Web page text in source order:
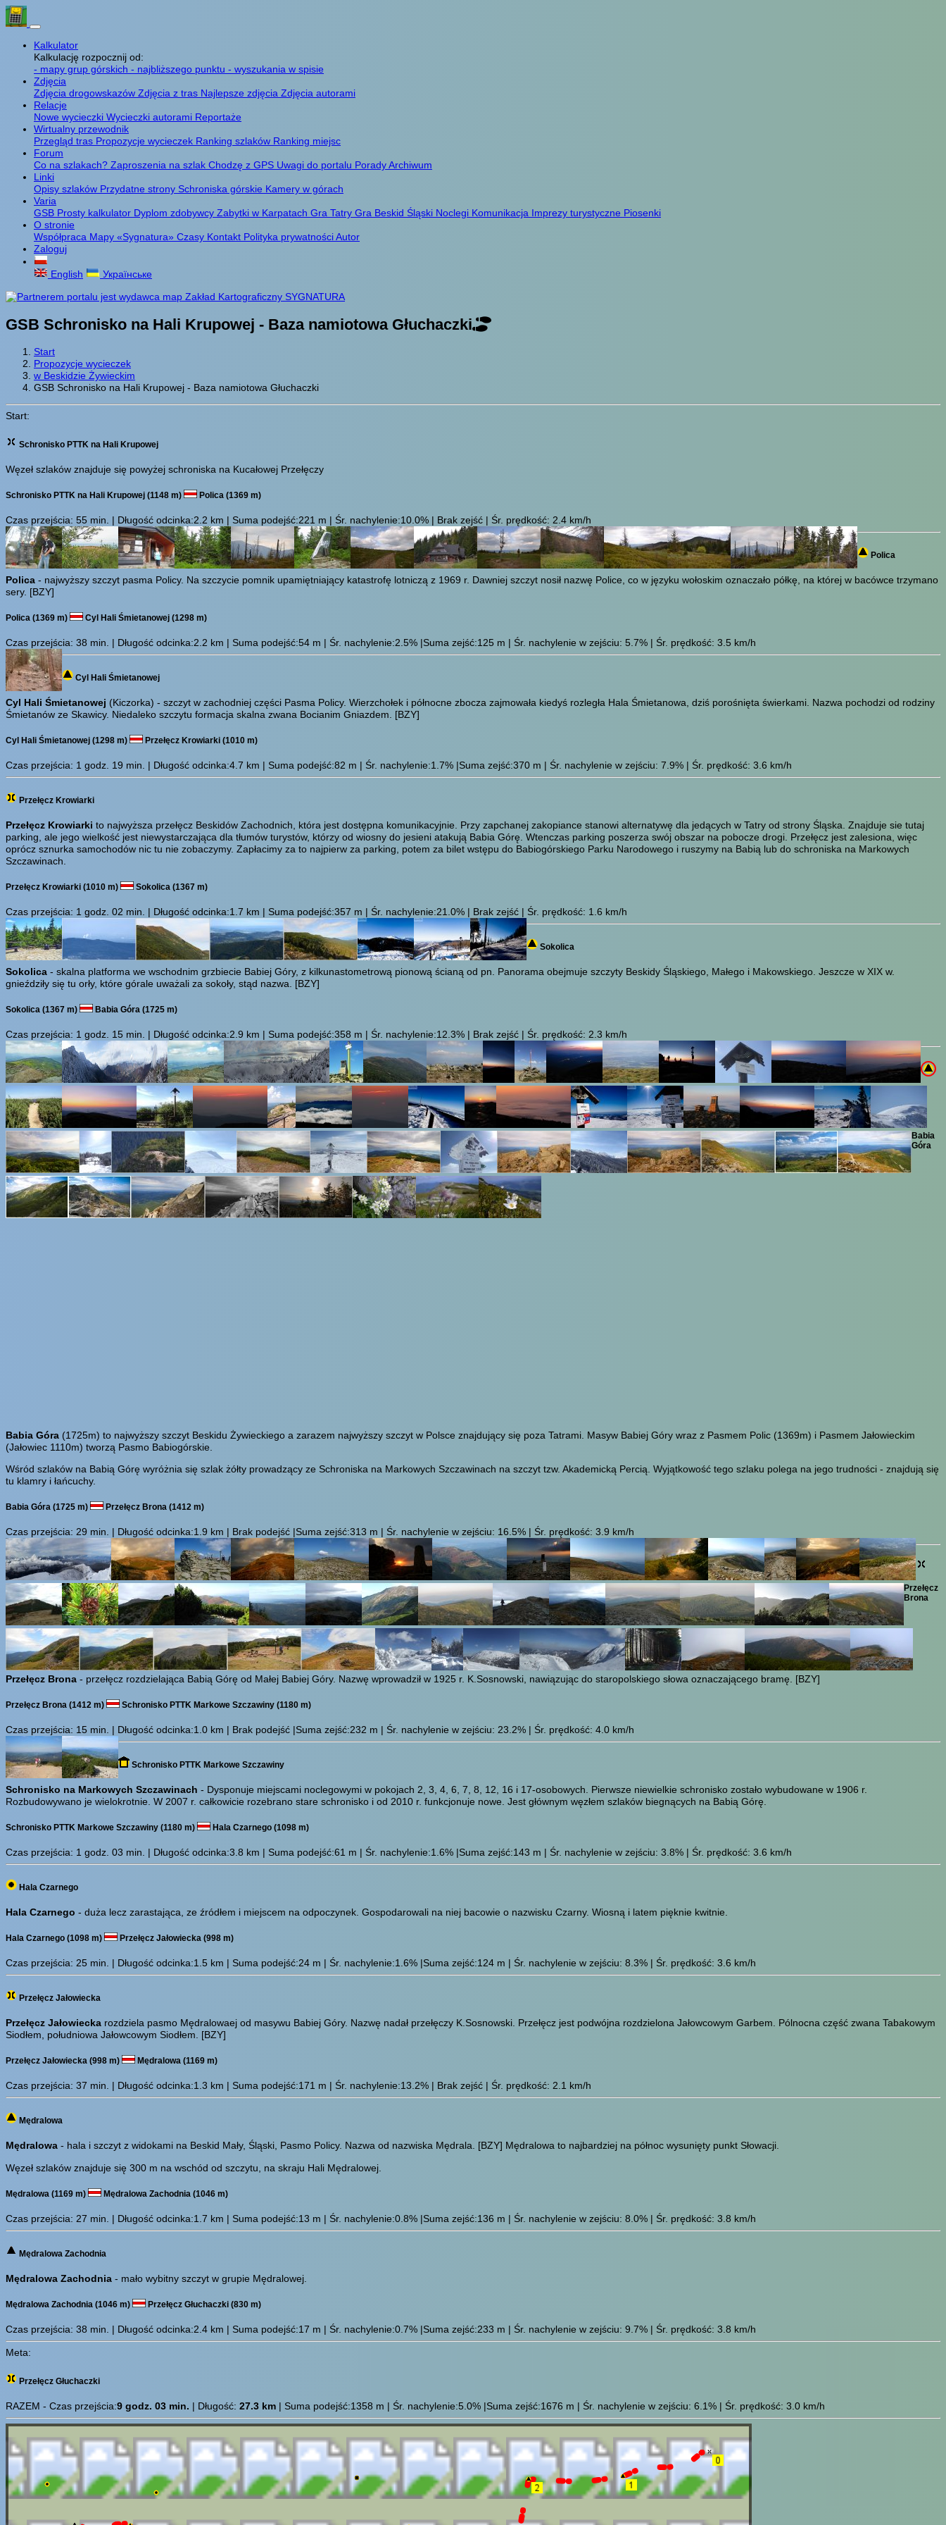
Kalkulator
Kalkulację rozpocznij od:
- mapy grup górskich - najbliższego punktu - wyszukania w spisie
Zdjęcia
Zdjęcia drogowskazów Zdjęcia z tras Najlepsze zdjęcia Zdjęcia autorami
Relacje
Nowe wycieczki Wycieczki autorami Reportaże
Wirtualny przewodnik
Przegląd tras Propozycje wycieczek Ranking szlaków Ranking miejsc
Forum
Co na szlakach? Zaproszenia na szlak Chodzę z GPS Uwagi do portalu PoradyArchiwum
Linki
Opisy szlaków Przydatne strony Schroniska górskie Kamery w górach
Varia
GSB Prosty kalkulator Dyplom zdobywcy Zabytki w Karpatach Gra Tatry Gra Beskid Śląski Noclegi Komunikacja Imprezy turystyczne Piosenki
O stronie
Współpraca Mapy «Sygnatura» Czasy Kontakt Polityka prywatnościAutor
Zaloguj
English Українське
GSB Schronisko na Hali Krupowej - Baza namiotowa Głuchaczki
Start
Propozycje wycieczek
w Beskidzie Żywieckim
GSB Schronisko na Hali Krupowej - Baza namiotowa Głuchaczki
Start:
Schronisko PTTK na Hali Krupowej
Węzeł szlaków znajduje się powyżej schroniska na Kucałowej Przełęczy
Schronisko PTTK na Hali Krupowej (1148 m) Polica (1369 m)
Czas przejścia: 55 min. | Długość odcinka:2.2 km | Suma podejść:221 m | Śr. nachylenie:10.0% | Brak zejść | Śr. prędkość: 2.4 km/h
Polica
Polica - najwyższy szczyt pasma Policy. Na szczycie pomnik upamiętniający katastrofę lotniczą z 1969 r. Dawniej szczyt nosił nazwę Police, co w języku wołoskim oznaczało półkę, na której w bacówce trzymano
sery. [BZY]
Polica (1369 m) Cyl Hali Śmietanowej (1298 m)
Czas przejścia: 38 min. | Długość odcinka:2.2 km | Suma podejść:54 m | Śr. nachylenie:2.5% |Suma zejść:125 m | Śr. nachylenie w zejściu: 5.7% | Śr. prędkość: 3.5 km/h
Cyl Hali Śmietanowej
Cyl Hali Śmietanowej (Kiczorka) - szczyt w zachodniej części Pasma Policy. Wierzchołek i północne zbocza zajmowała kiedyś rozległa Hala Śmietanowa, dziś porośnięta świerkami. Nazwa pochodzi od rodziny
Śmietanów ze Skawicy. Niedaleko szczytu formacja skalna zwana Bocianim Gniazdem. [BZY]
Cyl Hali Śmietanowej (1298 m) Przełęcz Krowiarki (1010 m)
Czas przejścia: 1 godz. 19 min. | Długość odcinka:4.7 km | Suma podejść:82 m | Śr. nachylenie:1.7% |Suma zejść:370 m | Śr. nachylenie w zejściu: 7.9% | Śr. prędkość: 3.6 km/h
Przełęcz Krowiarki
Przełęcz Krowiarki to najwyższa przełęcz Beskidów Zachodnich, która jest dostępna komunikacyjnie. Przy zapchanej zakopiance stanowi alternatywę dla jedących w Tatry od strony Śląska. Znajduje sie tutaj
parking, ale jego wielkość jest niewystarczająca dla tłumów turystów, którzy od wiosny do jesieni atakują Babia Górę. Wtenczas parking poszerza swój obszar na pobocze drogi. Przełęcz jest zalesiona, więc
oprócz sznurka samochodów nic tu nie zobaczymy. Zapłacimy za to najpierw za parking, potem za bilet wstępu do Babiogórskiego Parku Narodowego i ruszymy na Babią lub do schroniska na Markowych
Szczawinach.
Przełęcz Krowiarki (1010 m) Sokolica (1367 m)
Czas przejścia: 1 godz. 02 min. | Długość odcinka:1.7 km | Suma podejść:357 m | Śr. nachylenie:21.0% | Brak zejść | Śr. prędkość: 1.6 km/h
Sokolica
Sokolica - skalna platforma we wschodnim grzbiecie Babiej Góry, z kilkunastometrową pionową ścianą od pn. Panorama obejmuje szczyty Beskidy Śląskiego, Małego i Makowskiego. Jeszcze w XIX w.
gnieździły się tu orły, które górale uważali za sokoły, stąd nazwa. [BZY]
Sokolica (1367 m) Babia Góra (1725 m)
Czas przejścia: 1 godz. 15 min. | Długość odcinka:2.9 km | Suma podejść:358 m | Śr. nachylenie:12.3% | Brak zejść | Śr. prędkość: 2.3 km/h
Babia
Góra
Babia Góra (1725m) to najwyższy szczyt Beskidu Żywieckiego a zarazem najwyższy szczyt w Polsce znajdujący się poza Tatrami. Masyw Babiej Góry wraz z Pasmem Polic (1369m) i Pasmem Jałowieckim
(Jałowiec 1110m) tworzą Pasmo Babiogórskie.
Wśród szlaków na Babią Górę wyróżnia się szlak żółty prowadzący ze Schroniska na Markowych Szczawinach na szczyt tzw. Akademicką Percią. Wyjątkowość tego szlaku polega na jego trudności - znajdują się
tu klamry i łańcuchy.
Babia Góra (1725 m) Przełęcz Brona (1412 m)
Czas przejścia: 29 min. | Długość odcinka:1.9 km | Brak podejść |Suma zejść:313 m | Śr. nachylenie w zejściu: 16.5% | Śr. prędkość: 3.9 km/h
Przełęcz
Brona
Przełęcz Brona - przełęcz rozdzielająca Babią Górę od Małej Babiej Góry. Nazwę wprowadził w 1925 r. K.Sosnowski, nawiązując do staropolskiego słowa oznaczającego bramę. [BZY]
Przełęcz Brona (1412 m) Schronisko PTTK Markowe Szczawiny (1180 m)
Czas przejścia: 15 min. | Długość odcinka:1.0 km | Brak podejść |Suma zejść:232 m | Śr. nachylenie w zejściu: 23.2% | Śr. prędkość: 4.0 km/h
Schronisko PTTK Markowe Szczawiny
Schronisko na Markowych Szczawinach - Dysponuje miejscami noclegowymi w pokojach 2, 3, 4, 6, 7, 8, 12, 16 i 17-osobowych. Pierwsze niewielkie schronisko zostało wybudowane w 1906 r.
Rozbudowywano je wielokrotnie. W 2007 r. całkowicie rozebrano stare schronisko i od 2010 r. funkcjonuje nowe. Jest głównym węzłem szlaków biegnących na Babią Górę.
Schronisko PTTK Markowe Szczawiny (1180 m) Hala Czarnego (1098 m)
Czas przejścia: 1 godz. 03 min. | Długość odcinka:3.8 km | Suma podejść:61 m | Śr. nachylenie:1.6% |Suma zejść:143 m | Śr. nachylenie w zejściu: 3.8% | Śr. prędkość: 3.6 km/h
Hala Czarnego
Hala Czarnego - duża lecz zarastająca, ze źródłem i miejscem na odpoczynek. Gospodarowali na niej bacowie o nazwisku Czarny. Wiosną i latem pięknie kwitnie.
Hala Czarnego (1098 m) Przełęcz Jałowiecka (998 m)
Czas przejścia: 25 min. | Długość odcinka:1.5 km | Suma podejść:24 m | Śr. nachylenie:1.6% |Suma zejść:124 m | Śr. nachylenie w zejściu: 8.3% | Śr. prędkość: 3.6 km/h
Przełęcz Jałowiecka
Przełęcz Jałowiecka rozdziela pasmo Mędralowaej od masywu Babiej Góry. Nazwę nadał przełęczy K.Sosnowski. Przełęcz jest podwójna rozdzielona Jałowcowym Garbem. Pólnocna część zwana Tabakowym
Siodłem, południowa Jałowcowym Siodłem. [BZY]
Przełęcz Jałowiecka (998 m) Mędralowa (1169 m)
Czas przejścia: 37 min. | Długość odcinka:1.3 km | Suma podejść:171 m | Śr. nachylenie:13.2% | Brak zejść | Śr. prędkość: 2.1 km/h
Mędralowa
Mędralowa - hala i szczyt z widokami na Beskid Mały, Śląski, Pasmo Policy. Nazwa od nazwiska Mędrala. [BZY] Mędralowa to najbardziej na północ wysunięty punkt Słowacji.
Węzeł szlaków znajduje się 300 m na wschód od szczytu, na skraju Hali Mędralowej.
Mędralowa (1169 m) Mędralowa Zachodnia (1046 m)
Czas przejścia: 27 min. | Długość odcinka:1.7 km | Suma podejść:13 m | Śr. nachylenie:0.8% |Suma zejść:136 m | Śr. nachylenie w zejściu: 8.0% | Śr. prędkość: 3.8 km/h
Mędralowa Zachodnia
Mędralowa Zachodnia - mało wybitny szczyt w grupie Mędralowej.
Mędralowa Zachodnia (1046 m) Przełęcz Głuchaczki (830 m)
Czas przejścia: 38 min. | Długość odcinka:2.4 km | Suma podejść:17 m | Śr. nachylenie:0.7% |Suma zejść:233 m | Śr. nachylenie w zejściu: 9.7% | Śr. prędkość: 3.8 km/h
Meta:
Przełęcz Głuchaczki
RAZEM - Czas przejścia:9 godz. 03 min. | Długość: 27.3 km | Suma podejść:1358 m | Śr. nachylenie:5.0% |Suma zejść:1676 m | Śr. nachylenie w zejściu: 6.1% | Śr. prędkość: 3.0 km/h